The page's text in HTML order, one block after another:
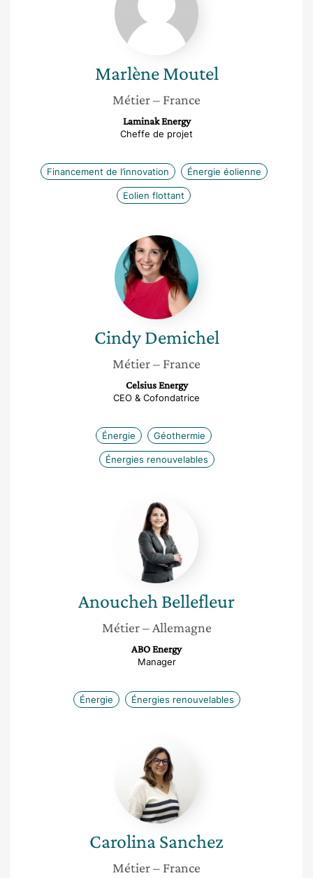
Marlène Moutel
Métier– France
Laminak Energy
Cheffe de projet
Financement de l’innovation Énergie éolienne
Eolien flottant
Cindy
Demichel
Cindy Demichel
Métier– France
Celsius Energy
CEO & Cofondatrice
Énergie Géothermie
Énergies renouvelables
Anoucheh
Bellefleur
Anoucheh Bellefleur
Métier – Allemagne
ABO Energy
Manager
Énergie Énergies renouvelables
Carolina
Sanchez
CarolinaSanchez
Métier– France